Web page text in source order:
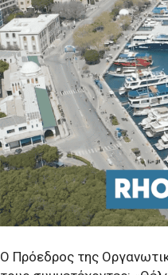
Ο Πρόεδρος της